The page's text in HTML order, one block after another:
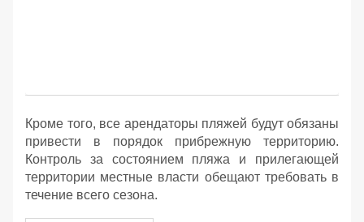
Кроме того, все арендаторы пляжей будут обязаны
привести в порядок прибрежную территорию.
Контроль за состоянием пляжа и прилегающей
территории местные власти обещают требовать в
течение всего сезона.